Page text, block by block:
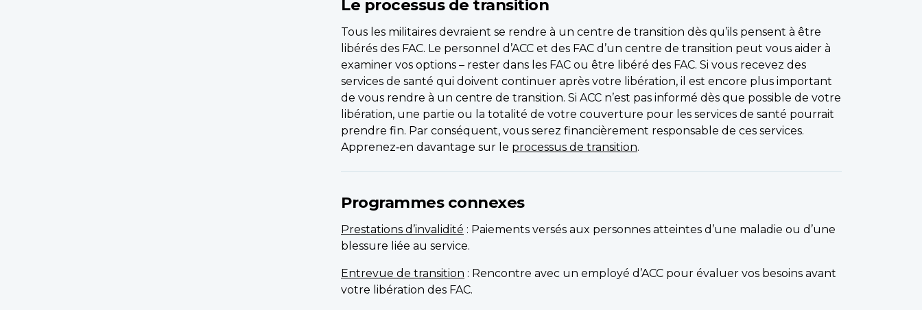
Le processus de transition
Tous les militaires devraient se rendre à un centre de transition dès qu’ils pensent à être
libérés des FAC. Le personnel d’ACC et des FAC d’un centre de transition peut vous aider à
examiner vos options – rester dans les FAC ou être libéré des FAC. Si vous recevez des
services de santé qui doivent continuer après votre libération, il est encore plus important
de vous rendre à un centre de transition. Si ACC n’est pas informé dès que possible de votre
libération, une partie ou la totalité de votre couverture pour les services de santé pourrait
prendre fin. Par conséquent, vous serez financièrement responsable de ces services.
Apprenez‑en davantage sur le processus de transition.
Programmes connexes
Prestations d’invalidité : Paiements versés aux personnes atteintes d’une maladie ou d’une
blessure liée au service.
Entrevue de transition : Rencontre avec un employé d’ACC pour évaluer vos besoins avant
votre libération des FAC.